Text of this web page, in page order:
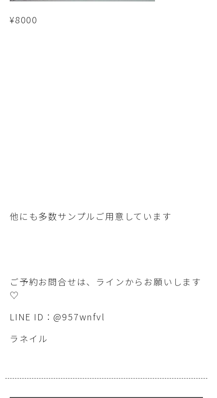
¥8000
他にも多数サンプルご用意しています
ご予約お問合せは、ラインからお願いします
♡
LINE ID：@957wnfvl
ラネイル